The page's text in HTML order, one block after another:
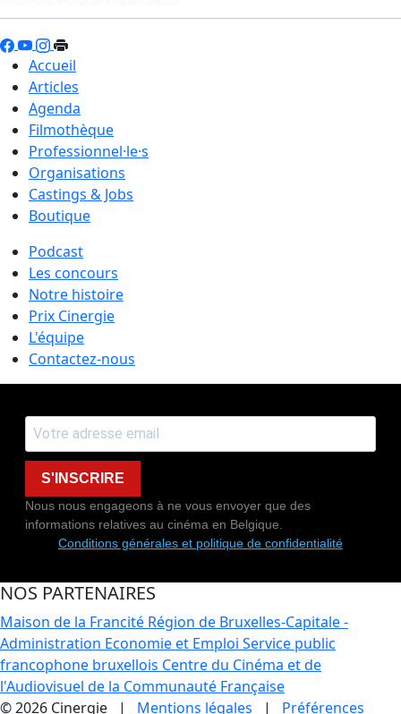
Accueil
Articles
Agenda
Filmothèque
Professionnel·le·s
Organisations
Castings & Jobs
Boutique
Podcast
Les concours
Notre histoire
Prix Cinergie
L'équipe
Contactez-nous
S'INSCRIRE
Nous nous engageons à ne vous envoyer que des
informations relatives au cinéma en Belgique.
Conditions générales et politique de confidentialité
NOS PARTENAIRES
Maison de la Francité Région de Bruxelles-Capitale -
Administration Economie et Emploi Service public
francophone bruxellois Centre du Cinéma et de
l'Audiovisuel de la Communauté Française
© 2026 Cinergie | Mentions légales | Préférences